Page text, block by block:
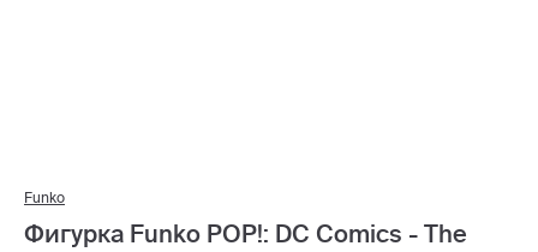
Funko
Фигурка Funko POP!: DC Comics - The